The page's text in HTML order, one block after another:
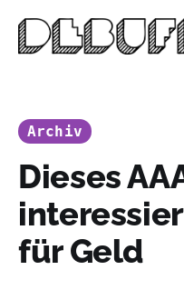
Archiv
Dieses
für Geld